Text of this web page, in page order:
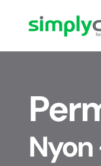
Simplycity
Nyon